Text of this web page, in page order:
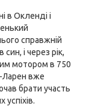
в Окленді і
справжній
і через рік,
мотором в 750
Ларен вже
брати участь
успіхів.